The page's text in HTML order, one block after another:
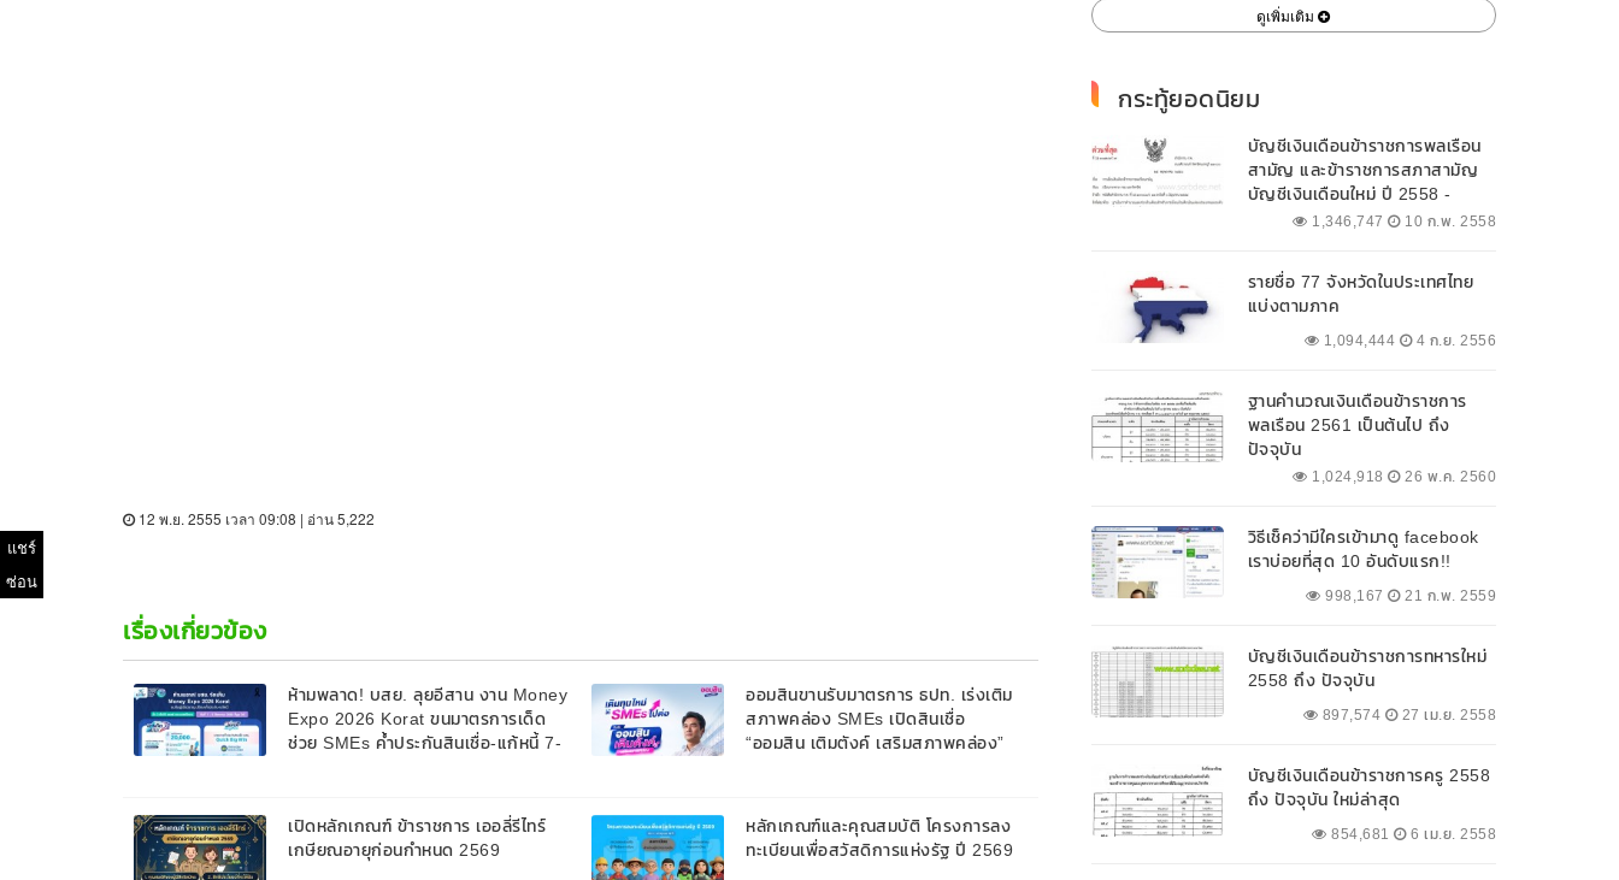
12 พ.ย. 2555 เวลา 09:08 | อ่าน 5,222
เรื่องเกี่ยวข้อง
ห้ามพลาด! บสย. ลุยอีสาน งาน Money
Expo 2026 Korat ขนมาตรการเด็ด
ช่วย SMEs ค้ำประกันสินเชื่อ-แก้หนี้ 7-
ออมสินขานรับมาตรการ ธปท. เร่งเติม
สภาพคล่อง SMEs เปิดสินเชื่อ
“ออมสิน เติมตังค์ เสริมสภาพคล่อง”
หลักประกัน ผ่อนนานสูงสุด 10 ปี
เปิดหลักเกณฑ์ ข้าราชการ เออลี่รีไทร์
เกษียณอายุก่อนกำหนด 2569
หลักเกณฑ์และคุณสมบัติ โครงการลง
ทะเบียนเพื่อสวัสดิการแห่งรัฐ ปี 2569
แชร์
ซ่อน
ดูเพิ่มเติม
กระทู้ยอดนิยม
บัญชีเงินเดือนข้าราชการพลเรือน
สามัญ และข้าราชการสภาสามัญ
บัญชีเงินเดือนใหม่ ปี 2558 -
2562 ปัจจุบัน1,346,747 10 ก.พ. 2558
รายชื่อ 77 จังหวัดในประเทศไทย
แบ่งตามภาค
1,094,444 4 ก.ย. 2556
ฐานคำนวณเงินเดือนข้าราชการ
พลเรือน 2561 เป็นต้นไป ถึง
ปัจจุบัน
1,024,918 26 พ.ค. 2560
วิธีเช็คว่ามีใครเข้ามาดู facebook
เราบ่อยที่สุด 10 อันดับแรก!!
998,167 21 ก.พ. 2559
บัญชีเงินเดือนข้าราชการทหารใหม่
2558 ถึง ปัจจุบัน
897,574 27 เม.ย. 2558
บัญชีเงินเดือนข้าราชการครู 2558
ถึง ปัจจุบัน ใหม่ล่าสุด
854,681 6 เม.ย. 2558